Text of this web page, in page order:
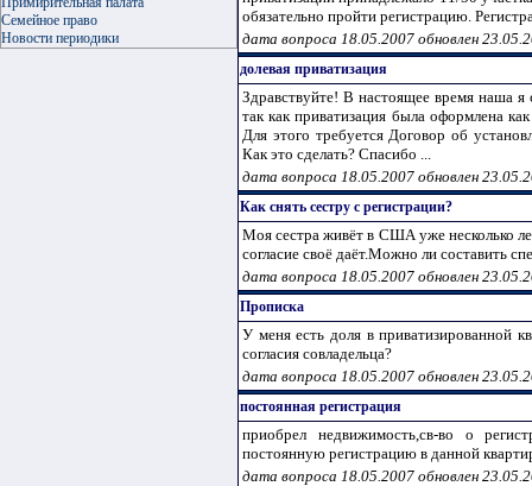
Семейное право
Новости периодики
обязательно пройти регистрацию.
дата вопроса 18.05.2007 обновлен
долевая приватизация
Здравствуйте! В настоящее время наша
так как приватизация была оформлена
Для этого требуется Договор об
Как это сделать? Спасибо ...
дата вопроса 18.05.2007 обновлен
Как снять сестру с регистрации?
Моя сестра живёт в США уже несколько
согласие своё даёт.Можно ли составить
дата вопроса 18.05.2007 обновлен
Прописка
У меня есть доля в приватизированной
согласия совладельца?
дата вопроса 18.05.2007 обновлен
постоянная регистрация
приобрел недвижимость,св-во о
постоянную регистрацию в данной
дата вопроса 18.05.2007 обновлен